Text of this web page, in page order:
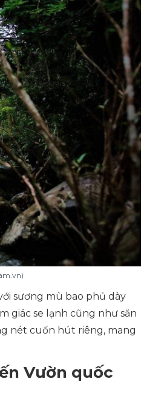
sương mù bao phủ dày
giác se lạnh cũng như săn
nét cuốn hút riêng, mang
Vườn quốc